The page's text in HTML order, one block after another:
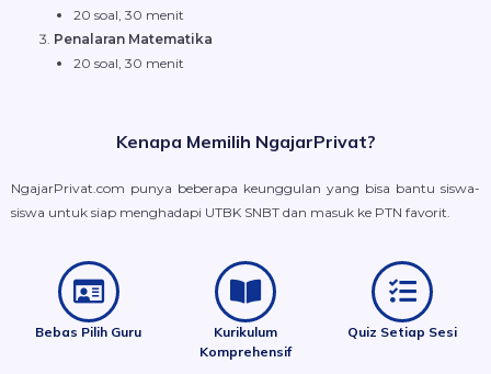
20 soal, 30 menit
Penalaran Matematika
20 soal, 30 menit
Kenapa Memilih NgajarPrivat?
NgajarPrivat.com punya beberapa keunggulan yang bisa bantu siswa-
siswa untuk siap menghadapi UTBK SNBT dan masuk ke PTN favorit.
Bebas Pilih Guru
Kurikulum
Komprehensif
Quiz Setiap Sesi